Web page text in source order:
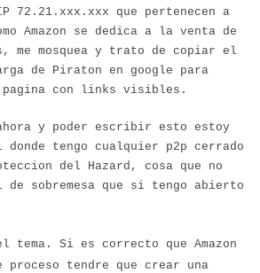
72.21.xxx.xxx que pertenecen a
Amazon se dedica a la venta de
me mosquea y trato de copiar el
de Piraton en google para
pagina con links visibles.
y poder escribir esto estoy
tengo cualquier p2p cerrado
del Hazard, cosa que no
sobremesa que si tengo abierto
tema. Si es correcto que Amazon
tendre que crear una